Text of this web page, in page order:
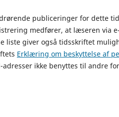
publiceringer for dette
medfører, at læseren via
liste giver også tidsskriftet
Erklæring om beskyttelse af
ikke benyttes til andre